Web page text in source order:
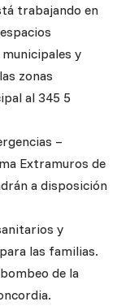
trabajando en
y
zonas
al 345 5
–
Extramuros de
a disposición
y
las familias.
de la